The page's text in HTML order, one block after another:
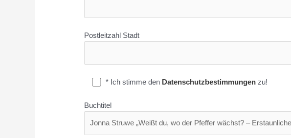
Postleitzahl Stadt
* Ich stimme den Datenschutzbestimmungen zu!
Buchtitel